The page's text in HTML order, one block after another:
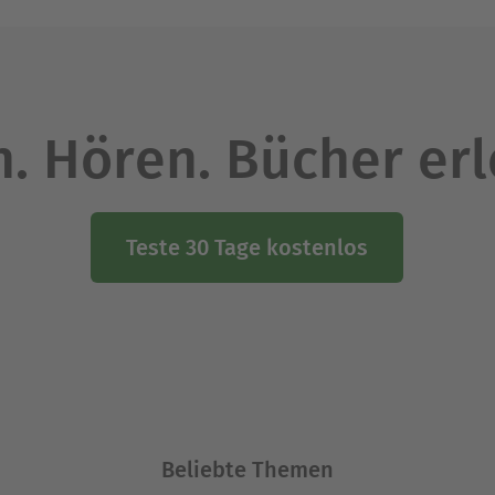
Hören. Bücher
Teste 30 Tage kostenlos
Beliebte Themen